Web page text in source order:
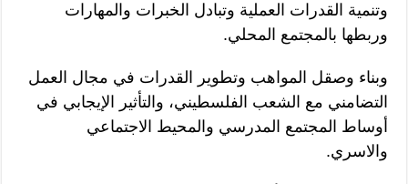
وتنمية القدرات العملية وتبادل الخبرات والمهارات
وربطها بالمجتمع المحلي.
وبناء وصقل المواهب وتطوير القدرات في مجال العمل
التضامني مع الشعب الفلسطيني، والتأثير الإيجابي في
أوساط المجتمع المدرسي والمحيط الاجتماعي
والاسري.